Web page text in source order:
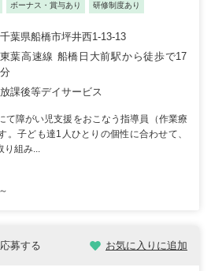
ボーナス・賞与あり 研修制度あり
千葉県船橋市坪井西1-13-13
東葉高速線 船橋日大前駅から徒歩で17
分
放課後等デイサービス
て障がい児支援をおこなう指導員（作業療
。子ども達1人ひとりの個性に合わせて、
り組み...
募する お気に入りに追加